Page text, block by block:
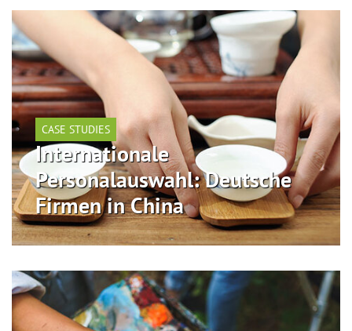
CASE STUDIES
Internationale
Personalauswahl: Deutsche
Firmen in China